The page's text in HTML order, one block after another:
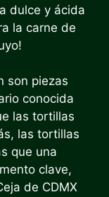
dulce y ácida
la carne de
son piezas
conocida
las tortillas
las tortillas
que una
clave,
de CDMX